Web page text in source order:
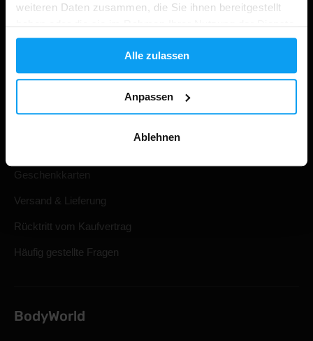
weiteren Daten zusammen, die Sie ihnen bereitgestellt
haben oder die sie im Rahmen Ihrer Nutzung der Dienste
gesammelt haben.
Alle zulassen
Anpassen
Ablehnen
Geschenkkarten
Versand & Lieferung
Rücktritt vom Kaufvertrag
Häufig gestellte Fragen
BodyWorld